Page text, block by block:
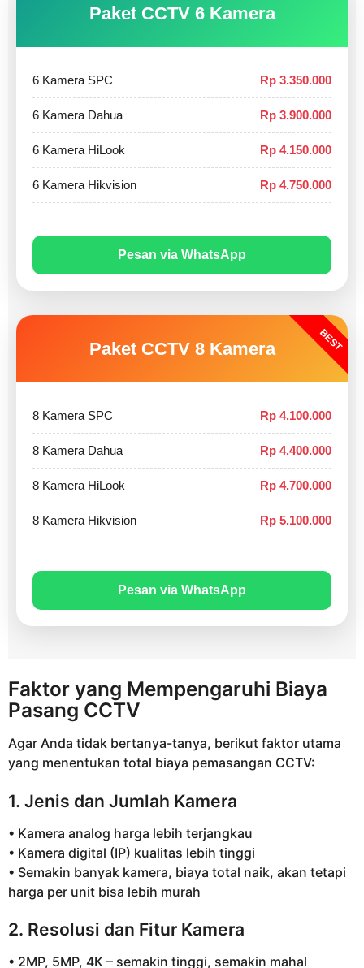
Paket CCTV 6 Kamera
6 Kamera SPC Rp 3.350.000
6 Kamera Dahua Rp 3.900.000
6 Kamera HiLook Rp 4.150.000
6 Kamera Hikvision Rp 4.750.000
Pesan via WhatsApp
BEST
Paket CCTV 8 Kamera
8 Kamera SPC Rp 4.100.000
8 Kamera Dahua Rp 4.400.000
8 Kamera HiLook Rp 4.700.000
8 Kamera Hikvision Rp 5.100.000
Pesan via WhatsApp
Faktor yang Mempengaruhi Biaya
Pasang CCTV
Agar Anda tidak bertanya-tanya, berikut faktor utama
yang menentukan total biaya pemasangan CCTV:
1. Jenis dan Jumlah Kamera
• Kamera analog harga lebih terjangkau
• Kamera digital (IP) kualitas lebih tinggi
• Semakin banyak kamera, biaya total naik, akan tetapi
harga per unit bisa lebih murah
2. Resolusi dan Fitur Kamera
• 2MP, 5MP, 4K – semakin tinggi, semakin mahal